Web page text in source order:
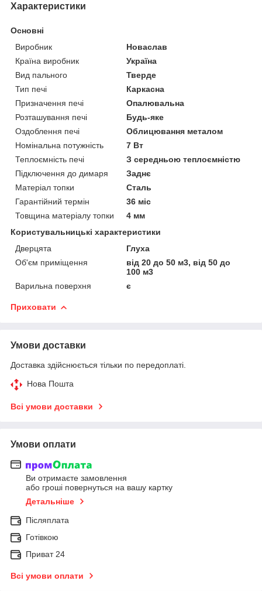
Характеристики
Основні
Виробник
Новаслав
Країна виробник
Україна
Вид пального
Тверде
Тип печі
Каркасна
Призначення печі
Опалювальна
Розташування печі
Будь-яке
Оздоблення печі
Облицювання металом
Номінальна потужність
7 Вт
Теплоємність печі
З середньою теплоємністю
Підключення до димаря
Заднє
Матеріал топки
Сталь
Гарантійний термін
36 міс
Товщина матеріалу топки
4 мм
Користувальницькі характеристики
Дверцята
Глуха
Об'єм приміщення
від 20 до 50 м3, від 50 до
100 м3
Варильна поверхня
є
Приховати
Умови доставки
Доставка здійснюється тільки по передоплаті.
Нова Пошта
Всі умови доставки
Умови оплати
Ви отримаєте замовлення
або гроші повернуться на вашу картку
Детальніше
Післяплата
Готівкою
Приват 24
Всі умови оплати